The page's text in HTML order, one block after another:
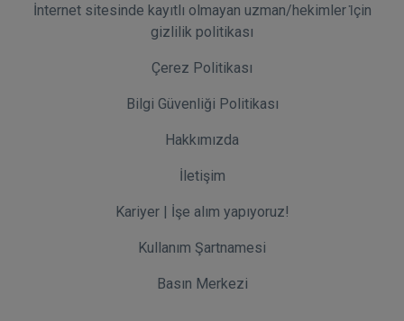
İnternet sitesinde kayıtlı olmayan uzman/hekimler i̇çin
gizlilik politikası
Çerez Politikası
Bilgi Güvenliği Politikası
Hakkımızda
İletişim
Kariyer | İşe alım yapıyoruz!
Kullanım Şartnamesi
Basın Merkezi